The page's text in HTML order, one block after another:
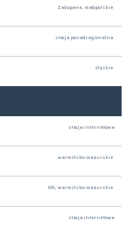
Zakopane, małopolskie
stacja ponadregionalna
śląskie
stacja internetowa
warmińsko-mazurskie
Ełk, warmińsko-mazurskie
stacja internetowa